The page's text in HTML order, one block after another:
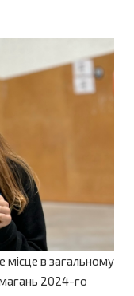
місце в загальному
2024-го